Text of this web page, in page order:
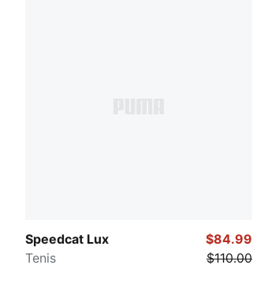
Speedcat Lux
Tenis
$84.99
$110.00